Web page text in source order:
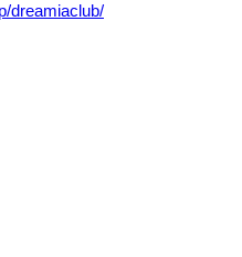
dreamiaclub/